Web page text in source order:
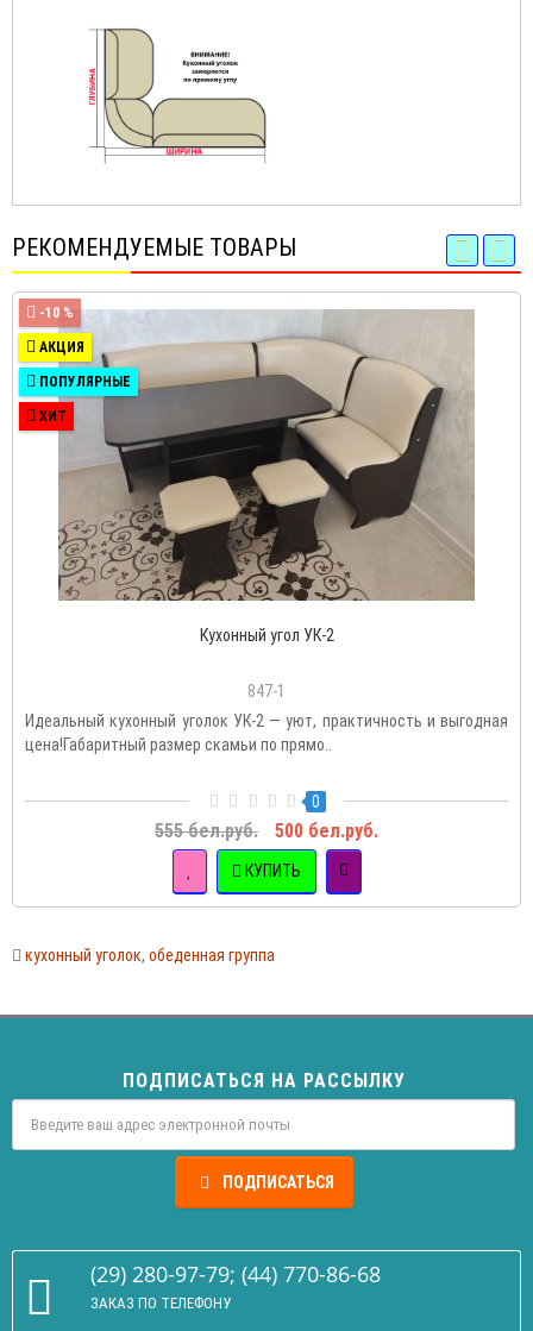
РЕКОМЕНДУЕМЫЕ ТОВАРЫ
-10 %
АКЦИЯ
ПОПУЛЯРНЫЕ
ХИТ
Кухонный угол УК-2
847-1
Идеальный кухонный уголок УК-2 — уют, практичность и выгодная
цена!Габаритный размер скамьи по прямо..
0
555 бел.руб. 500 бел.руб.
КУПИТЬ
кухонный уголок, обеденная группа
ПОДПИСАТЬСЯ НА РАССЫЛКУ
ПОДПИСАТЬСЯ
(29) 280-97-79; (44) 770-86-68
ЗАКАЗ ПО ТЕЛЕФОНУ